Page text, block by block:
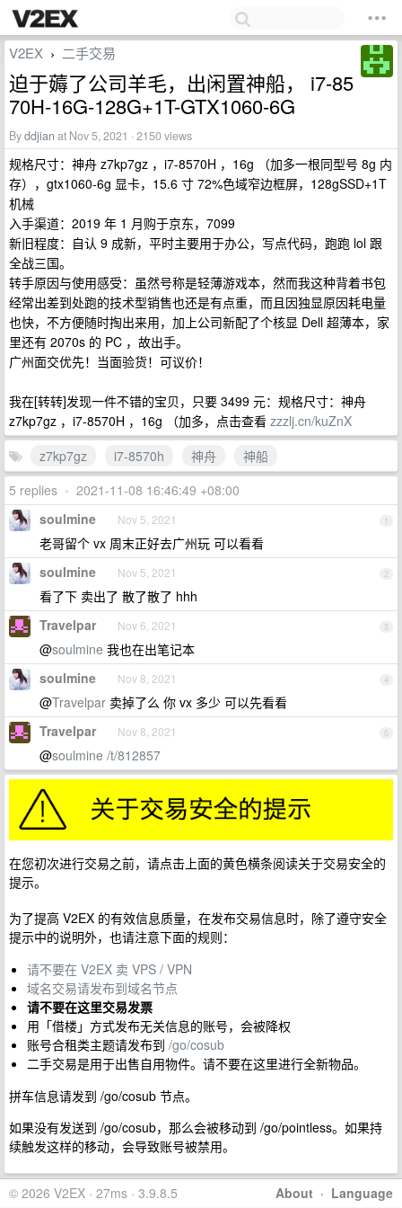
V2EX › 二手交易
迫于薅了公司羊毛，出闲置神船， i7-85
70H-16G-128G+1T-GTX1060-6G
Byddjian at Nov 5, 2021 · 2150 views
规格尺寸：神舟 z7kp7gz ，i7-8570H ，16g （加多一根同型号 8g 内
存），gtx1060-6g 显卡，15.6 寸 72%色域窄边框屏，128gSSD+1T
机械
入手渠道：2019 年 1 月购于京东，7099
新旧程度：自认 9 成新，平时主要用于办公，写点代码，跑跑 lol 跟
全战三国。
转手原因与使用感受：虽然号称是轻薄游戏本，然而我这种背着书包
经常出差到处跑的技术型销售也还是有点重，而且因独显原因耗电量
也快，不方便随时掏出来用，加上公司新配了个核显 Dell 超薄本，家
里还有 2070s 的 PC ，故出手。
广州面交优先！当面验货！可议价！
我在[转转]发现一件不错的宝贝，只要 3499 元：规格尺寸：神舟
z7kp7gz ，i7-8570H ，16g （加多，点击查看 zzzlj.cn/kuZnX
z7kp7gz
i7-8570h 神舟
神船
5 replies • 2021-11-08 16:46:49 +08:00
1
soulmine Nov 5, 2021
老哥留个 vx 周末正好去广州玩 可以看看
2
soulmine Nov 5, 2021
看了下 卖出了 散了散了 hhh
3
Travelpar Nov 6, 2021
@soulmine 我也在出笔记本
4
soulmine Nov 8, 2021
@Travelpar 卖掉了么 你 vx 多少 可以先看看
5
Travelpar Nov 8, 2021
@soulmine /t/812857
在您初次进行交易之前，请点击上面的黄色横条阅读关于交易安全的
提示。
为了提高 V2EX 的有效信息质量，在发布交易信息时，除了遵守安全
提示中的说明外，也请注意下面的规则：
请不要在 V2EX 卖 VPS / VPN
域名交易请发布到域名节点
请不要在这里交易发票
用「借楼」方式发布无关信息的账号，会被降权
账号合租类主题请发布到 /go/cosub
二手交易是用于出售自用物件。请不要在这里进行全新物品。
拼车信息请发到 /go/cosub 节点。
如果没有发送到 /go/cosub，那么会被移动到 /go/pointless。如果持
续触发这样的移动，会导致账号被禁用。
About · Language
© 2026 V2EX · 27ms · 3.9.8.5